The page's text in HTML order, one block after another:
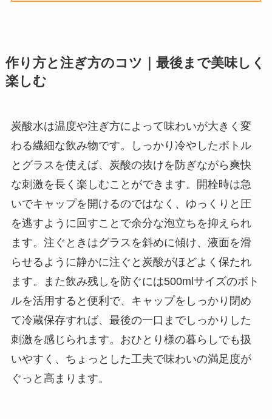
作り方と注ぎ方のコツ｜最後まで美味しく
楽しむ
炭酸水は温度や注ぎ方によって味わいが大きく変
わる繊細な飲み物です。しっかり冷やしたボトル
とグラスを使えば、炭酸の抜けを防ぎながら爽快
な刺激を長く楽しむことができます。開栓時は急
いでキャップを開けるのではなく、ゆっくりと圧
を逃すように回すことで余分な泡立ちを抑えられ
ます。注ぐときはグラスを斜めに傾け、液面を滑
らせるように静かに注ぐと炭酸がほどよく保たれ
ます。また飲み残しを防ぐには500mlサイズのボト
ルを活用すると便利で、キャップをしっかり閉め
て冷蔵保存すれば、最後の一口までしっかりした
刺激を感じられます。おひとり様の暮らしでも扱
いやすく、ちょっとした工夫で味わいの満足度が
ぐっと高まります。